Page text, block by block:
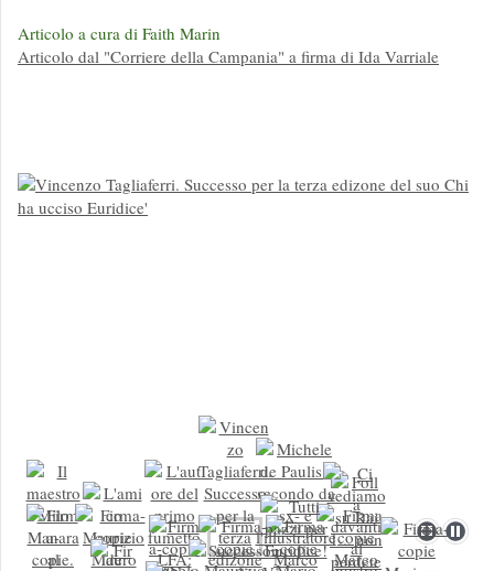
Articolo a cura di Faith Marin
Articolo dal "Corriere della Campania" a firma di Ida Varriale